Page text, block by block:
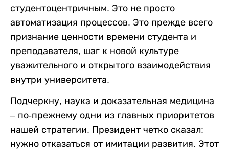
студентоцентричным. Это не просто
автоматизация процессов. Это прежде всего
признание ценности времени студента и
преподавателя, шаг к новой культуре
уважительного и открытого взаимодействия
внутри университета.
Подчеркну, наука и доказательная медицина
– по-прежнему одни из главных приоритетов
нашей стратегии. Президент четко сказал:
нужно отказаться от имитации развития. Этот